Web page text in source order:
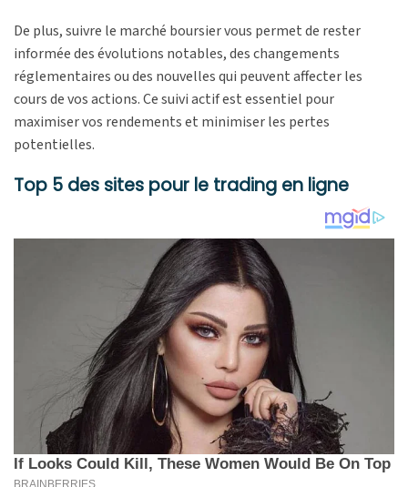
De plus, suivre le marché boursier vous permet de rester
informée des évolutions notables, des changements
réglementaires ou des nouvelles qui peuvent affecter les
cours de vos actions. Ce suivi actif est essentiel pour
maximiser vos rendements et minimiser les pertes
potentielles.
Top 5 des sites pour le trading en ligne